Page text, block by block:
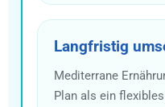
Langfristig
Mediterrane
Plan als ein